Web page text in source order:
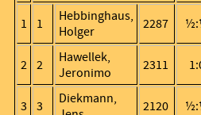
1 1
Hebbinghaus,
Holger
2287
2 2
Hawellek,
Jeronimo
2311
3 3
Diekmann,
2120